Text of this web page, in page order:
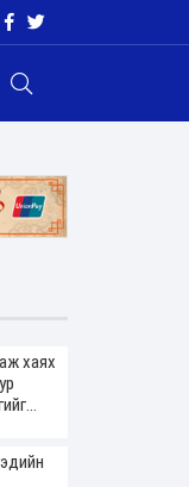
хаях